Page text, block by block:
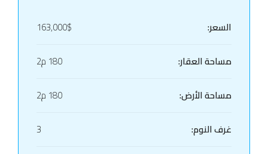
السعر:
163,000$
مساحة العقار:
180 م2
مساحة الأرض:
180 م2
غرف النوم:
3